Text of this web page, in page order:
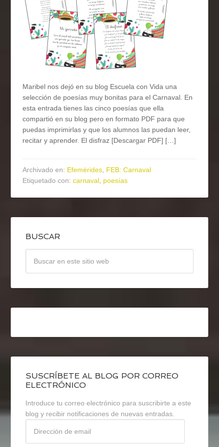
Maribel nos dejó en su blog Escuela con Vida una
selección de poesías muy bonitas para el Carnaval. En
esta entrada tienes las cinco poesías que ella
compartió en su blog pero en formato PDF para que
puedas imprimirlas y que los alumnos las puedan leer,
recitar y aprender. El disfraz [Descargar PDF] […]
Archivado en: Efemérides, FEB: Carnaval
Etiquetado con:carnaval, poesías
BUSCAR
SUSCRÍBETE AL BLOG POR CORREO
ELECTRÓNICO
Introduce tu correo electrónico para suscribirte a este
blog y recibir notificaciones de nuevas entradas.